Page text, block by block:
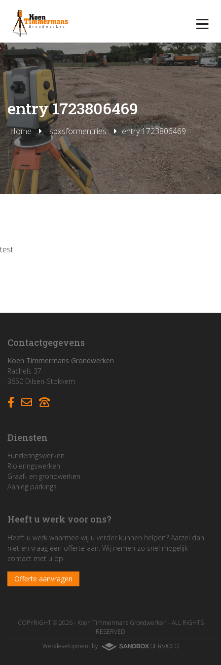
Rioleringswerken
Graaf- en grondwerken
Aanleg parkings
entry 1723806469
Home sbxsformentries entry 1723806469
test
Contactgegevens
Koen Timmermans Grondwerken
Rachels 37
3650 Dilsen-Stokkem
Diensten
Funderingswerken
Rioleringswerken
Graaf- en grondwerken
Aanleg parkings
Heeft u werk voor ons?
Heeft u werk waarmee wij u verder kunnen helpen? Aarzel dan
niet en vraag een offerte aan. Wij nemen zo snel mogelijk
contact met u op.
Offerte aanvragen
COPYRIGHT © 2026 - Koen Timmermans Grondwerken - ALL RIGHTS
RESERVED
Webdevelopment by